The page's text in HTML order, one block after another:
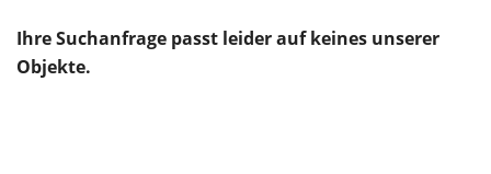
Ihre Suchanfrage passt leider auf keines unserer
Objekte.